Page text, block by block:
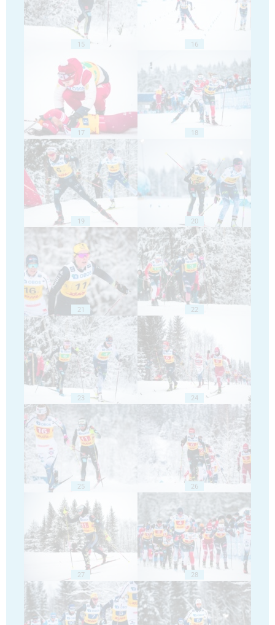
15 16
17 18
19 20
21 22
23 24
25 26
27 28